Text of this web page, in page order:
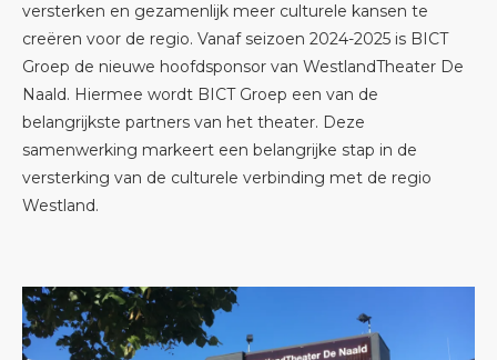
versterken en gezamenlijk meer culturele kansen te
creëren voor de regio. Vanaf seizoen 2024-2025 is BICT
Groep de nieuwe hoofdsponsor van WestlandTheater De
Naald. Hiermee wordt BICT Groep een van de
belangrijkste partners van het theater. Deze
samenwerking markeert een belangrijke stap in de
versterking van de culturele verbinding met de regio
Westland.